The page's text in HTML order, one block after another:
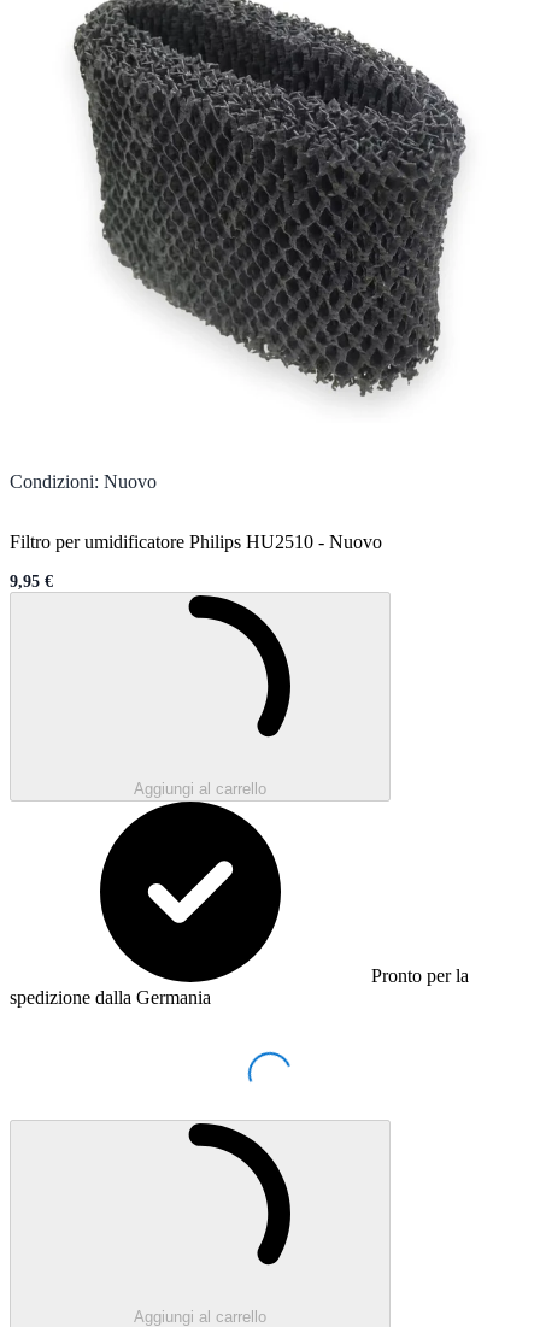
Condizioni: Nuovo
Filtro per umidificatore Philips HU2510 - Nuovo
Sale price
9,95 €
Aggiungi al carrello
Pronto per la
spedizione dalla Germania
Loading...
Aggiungi al carrello